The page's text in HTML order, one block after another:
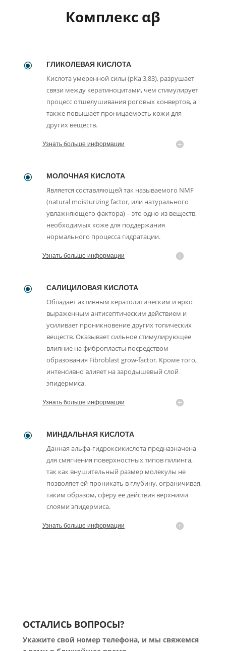
Комплекс αβ
\ ГЛИКОЛЕВАЯ КИСЛОТА
Кислота умеренной силы (рКа 3,83), разрушает
связи между кератиноцитами, чем стимулирует
процесс отшелушивания роговых конвертов, а
также повышает проницаемость кожи для
других веществ.
Узнать больше информации
\ МОЛОЧНАЯ КИСЛОТА
Является составляющей так называемого NMF
(natural moisturizing factor, или натурального
увлажняющего фактора) – это одно из веществ,
необходимых коже для поддержания
нормального процесса гидратации.
Узнать больше информации
\ САЛИЦИЛОВАЯ КИСЛОТА
Обладает активным кератолитическим и ярко
выраженным антисептическим действием и
усиливает проникновение других топических
веществ. Оказывает сильное стимулирующее
влияние на фибропласты посредством
образования Fibroblast grow-factor. Кроме того,
интенсивно влияет на зародышевый слой
эпидермиса.
Узнать больше информации
\ МИНДАЛЬНАЯ КИСЛОТА
Данная альфа-гидроксикислота предназначена
для смягчения поверхностных типов пилинга,
так как внушительный размер молекулы не
позволяет ей проникать в глубину, ограничивая,
таким образом, сферу ее действия верхними
слоями эпидермиса.
Узнать больше информации
ОСТАЛИСЬ ВОПРОСЫ?
Укажите свой номер телефона, и мы свяжемся